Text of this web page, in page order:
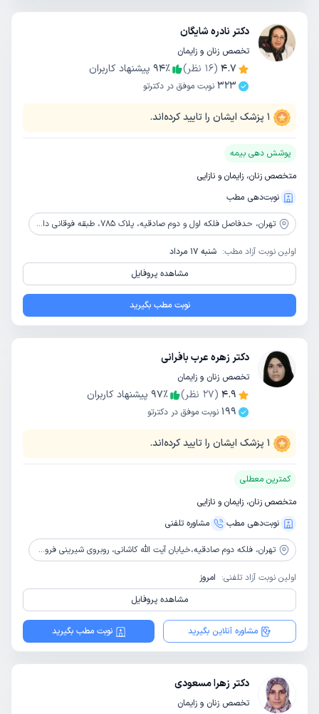
دکتر نادره شایگان
تخصص زنان و زایمان
4.7
(
16 نظر) 94٪
پیشنهاد کاربران
323 نوبت موفق در دکترتو
1 پزشک ایشان را تایید کرده‌اند.
پوشش دهی بیمه
متخصص زنان، زایمان و نازایی
نوبت‌دهی مطب
تهران، حدفاصل فلکه اول و دوم صادقیه، پلاک 785، طبقه فوقانی داروخانه دکتر طاهرخانی
اولین نوبت آزاد مطب: شنبه 17 مرداد
مشاهده پروفایل
نوبت مطب بگیرید
دکتر زهره عرب بافرانی
تخصص زنان و زایمان
4.9
(
27 نظر) 97٪
پیشنهاد کاربران
199 نوبت موفق در دکترتو
1 پزشک ایشان را تایید کرده‌اند.
کمترین معطلی
متخصص زنان، زایمان و نازایی
نوبت‌دهی مطب
مشاوره‌ تلفنی
تهران، فلکه دوم صادقیه،خیابان آیت الله کاشانی، روبروی شیرینی فروشی تامای، پلاک 118، طبقه 4 واحد 7
اولین نوبت آزاد تلفنی: امروز
مشاهده پروفایل
مشاوره آنلاین بگیرید نوبت مطب بگیرید
دکتر زهرا مسعودی
تخصص زنان و زایمان